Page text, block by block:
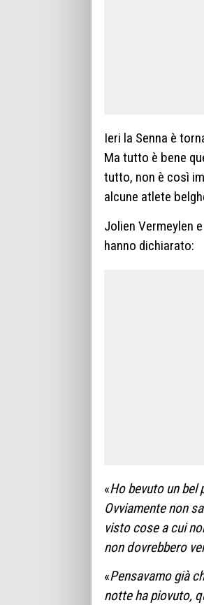
Ieri la Senna è
Ma tutto è bene
tutto, non è così
alcune atlete
Jolien Vermeylen
hanno dichiarato:
«Ho bevuto un bel
Ovviamente non
visto cose a cui
non dovrebbero
«Pensavamo già
notte ha piovuto,